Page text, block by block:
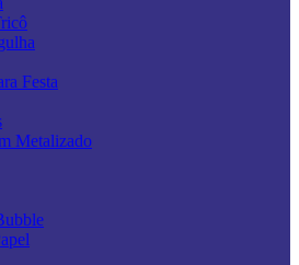
Festa
Metalizado